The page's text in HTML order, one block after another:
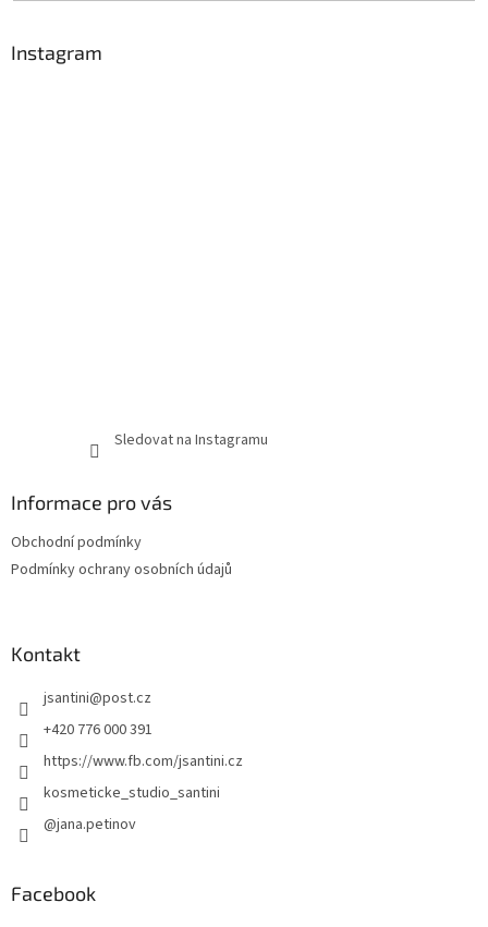
Instagram
Sledovat na Instagramu
Informace pro vás
Obchodní podmínky
Podmínky ochrany osobních údajů
Kontakt
jsantini@post.cz
+420 776 000 391
https://www.fb.com/jsantini.cz
kosmeticke_studio_santini
@jana.petinov
Facebook